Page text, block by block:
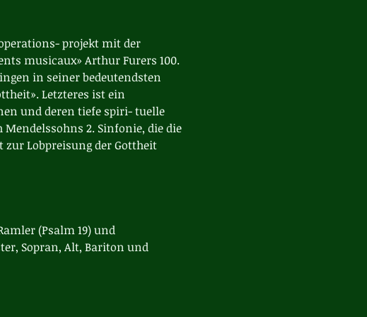
projekt mit der
musicaux» Arthur Furers 100.
in seiner bedeutendsten
Letzteres ist ein
und deren tiefe spiri- tuelle
2. Sinfonie, die die
zur Lobpreisung der Gottheit
(Psalm 19) und
Sopran, Alt, Bariton und